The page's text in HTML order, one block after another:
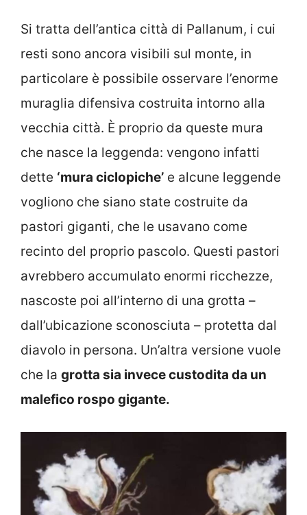
Si tratta dell’antica città di Pallanum, i cui
resti sono ancora visibili sul monte, in
particolare è possibile osservare l’enorme
muraglia difensiva costruita intorno alla
vecchia città. È proprio da queste mura
che nasce la leggenda: vengono infatti
dette ‘mura ciclopiche’ e alcune leggende
vogliono che siano state costruite da
pastori giganti, che le usavano come
recinto del proprio pascolo. Questi pastori
avrebbero accumulato enormi ricchezze,
nascoste poi all’interno di una grotta –
dall’ubicazione sconosciuta – protetta dal
diavolo in persona. Un’altra versione vuole
che la grotta sia invece custodita da un
malefico rospo gigante.